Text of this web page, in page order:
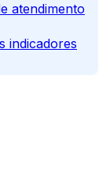
atendimento
indicadores